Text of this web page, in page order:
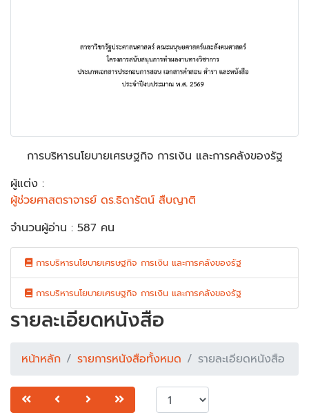
การบริหารนโยบายเศรษฐกิจ การเงิน และการคลังของรัฐ
ผู้แต่ง :
ผู้ช่วยศาสตราจารย์ ดร.ธิดารัตน์ สืบญาติ
จำนวนผู้อ่าน : 587 คน
การบริหารนโยบายเศรษฐกิจ การเงิน และการคลังของรัฐ
การบริหารนโยบายเศรษฐกิจ การเงิน และการคลังของรัฐ
รายละเอียดหนังสือ
หน้าหลัก รายการหนังสือทั้งหมด รายละเอียดหนังสือ